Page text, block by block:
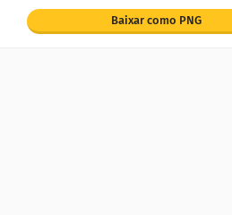
Baixar como PNG